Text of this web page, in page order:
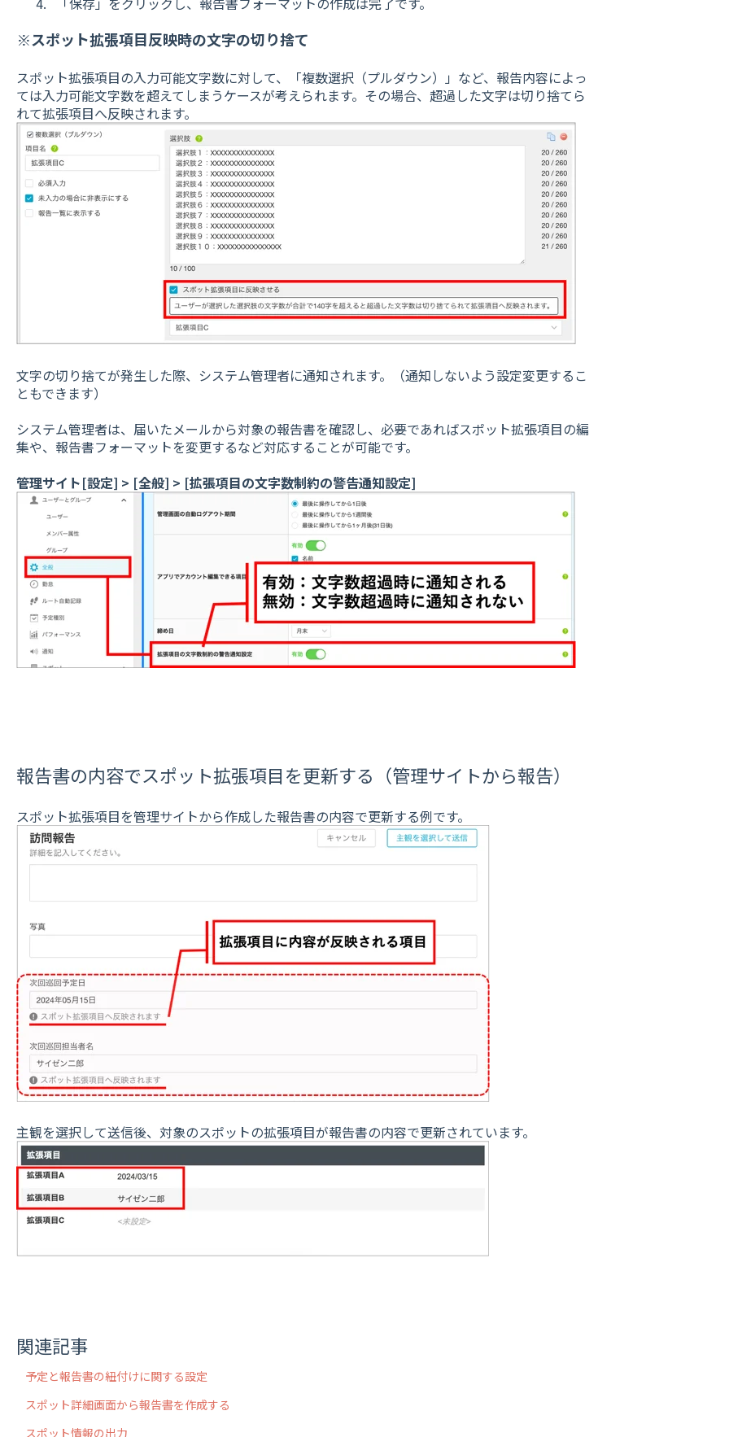
※スポット拡張項目反映時の文字の切り捨て
スポット拡張項目の入力可能文字数に対して、「複数選択（プルダウン）」など、報告内容によっ
ては入力可能文字数を超えてしまうケースが考えられます。その場合、超過した文字は切り捨てら
れて拡張項目へ反映されます。
文字の切り捨てが発生した際、システム管理者に通知されます。（通知しないよう設定変更するこ
ともできます）
システム管理者は、届いたメールから対象の報告書を確認し、必要であればスポット拡張項目の編
集や、報告書フォーマットを変更するなど対応することが可能です。
管理サイト[設定] > [全般] > [拡張項目の文字数制約の警告通知設定]
報告書の内容でスポット拡張項目を更新する（管理サイトから報告）
スポット拡張項目を管理サイトから作成した報告書の内容で更新する例です。
主観を選択して送信後、対象のスポットの拡張項目が報告書の内容で更新されています。
関連記事
予定と報告書の紐付けに関する設定
スポット詳細画面から報告書を作成する
スポット情報の出力